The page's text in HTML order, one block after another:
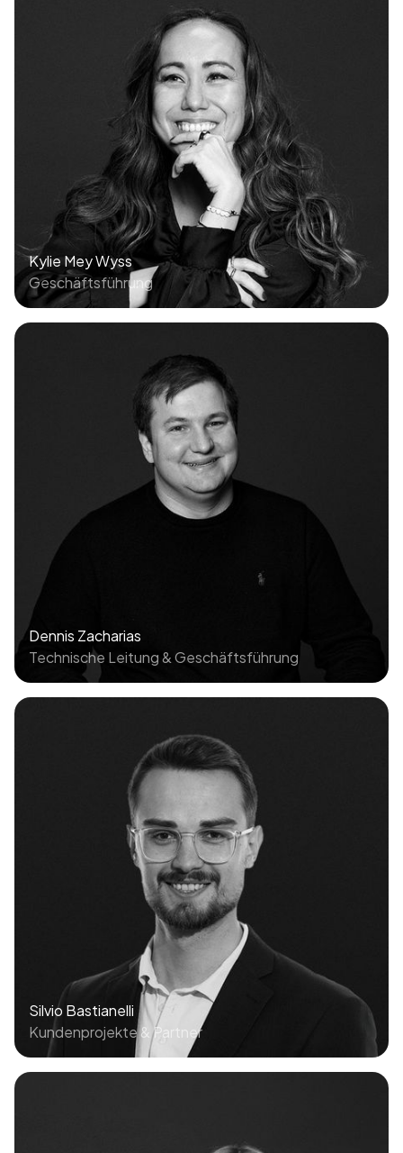
Kylie Mey Wyss
Geschäftsführung
Dennis Zacharias
Technische Leitung & Geschäftsführung
Silvio Bastianelli
Kundenprojekte & Partner